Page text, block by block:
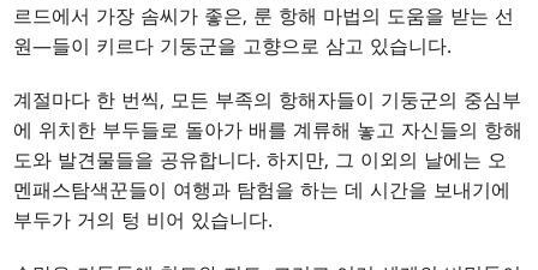
르드에서 가장 솜씨가 좋은, 룬 항해 마법의 도움을 받는 선
원—들이 키르다 기둥군을 고향으로 삼고 있습니다.
계절마다 한 번씩, 모든 부족의 항해자들이 기둥군의 중심부
에 위치한 부두들로 돌아가 배를 계류해 놓고 자신들의 항해
도와 발견물들을 공유합니다. 하지만, 그 이외의 날에는 오
멘패스탐색꾼들이 여행과 탐험을 하는 데 시간을 보내기에
부두가 거의 텅 비어 있습니다.